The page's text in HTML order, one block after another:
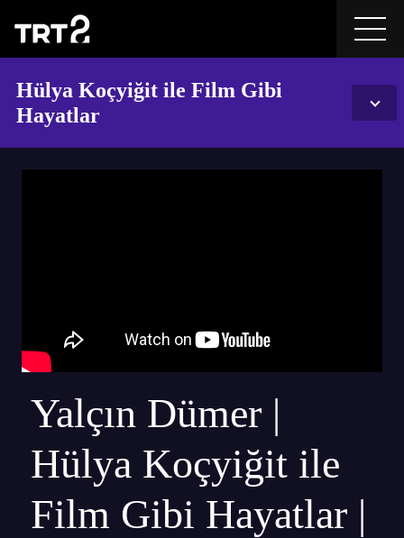
Hülya Koçyiğit ile Film Gibi
Hayatlar
Yalçın Dümer |
Hülya Koçyiğit ile
Film Gibi Hayatlar |